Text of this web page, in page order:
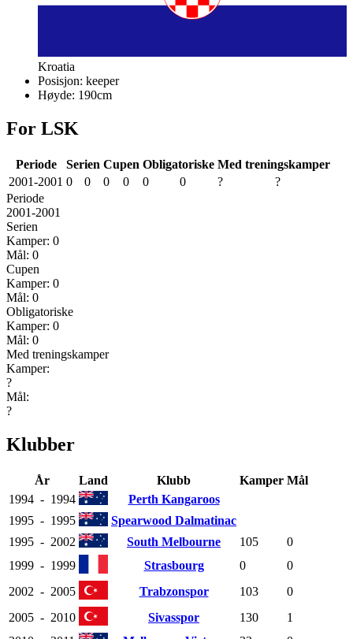
Kroatia
Posisjon: keeper
Høyde: 190cm
For LSK
Periode Serien Cupen Obligatoriske Med treningskamper
2001-2001 0 0 0 0 0 0 ?
?
Periode
2001-2001
Serien
Kamper: 0
Mål: 0
Cupen
Kamper: 0
Mål: 0
Obligatoriske
Kamper: 0
Mål: 0
Med treningskamper
Kamper:
?
Mål:
?
Klubber
År Land Klubb Kamper Mål
1994 - 1994
Perth Kangaroos
1995 - 1995
Spearwood Dalmatinac
1995 - 2002 South Melbourne 105
0
1999 - 1999 Strasbourg 0
0
2002 - 2005 Trabzonspor 103
0
2005 - 2010 Sivasspor 130
1